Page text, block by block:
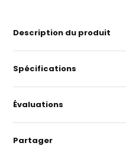
Description du produit
Spécifications
Évaluations
Partager